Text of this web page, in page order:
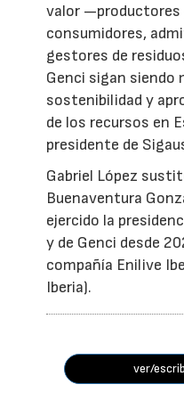
valor —productores
consumidores,
gestores de
Genci sigan siendo
sostenibilidad y
de los recursos en
presidente de
Gabriel López
Buenaventura
ejercido la
y de Genci desde
compañía Enilive
Iberia).
ver/